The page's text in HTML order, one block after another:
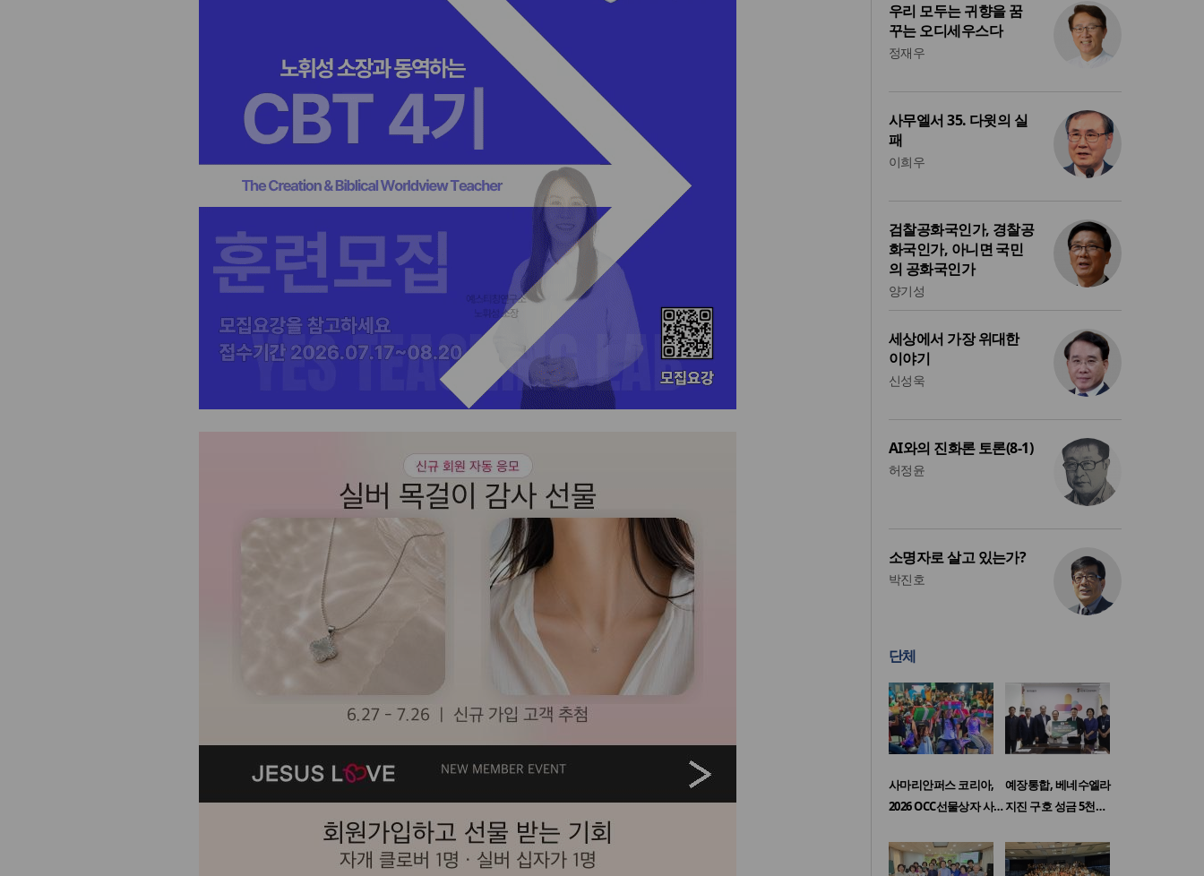
우리 모두는 귀향을 꿈
꾸는 오디세우스다
정재우
사무엘서 35. 다윗의 실
패
이희우
검찰공화국인가, 경찰공
화국인가, 아니면 국민
의 공화국인가
양기성
세상에서 가장 위대한
이야기
신성욱
AI와의 진화론 토론(8-1)
허정윤
소명자로 살고 있는가?
박진호
단체
사마리안퍼스 코리아,
2026 OCC선물상자 사…
예장통합, 베네수엘라
지진 구호 성금 5천…